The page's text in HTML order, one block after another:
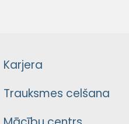
Karjera
Trauksmes celšana